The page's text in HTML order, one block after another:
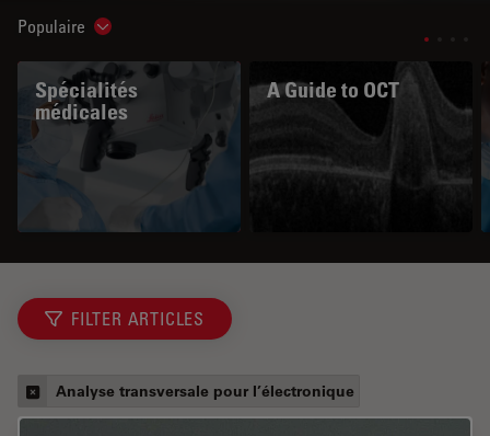
Populaire Show subnavigation
Spécialités
médicales
A Guide to OCT
FILTER ARTICLES
Analyse transversale pour l’électronique